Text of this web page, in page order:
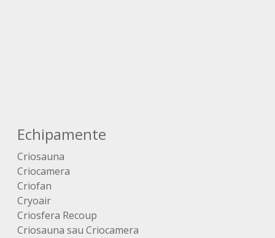
Echipamente
Criosauna
Criocamera
Criofan
Cryoair
Criosfera Recoup
Criosauna sau Criocamera